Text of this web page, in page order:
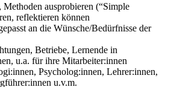
Methoden ausprobieren (“Simple
reflektieren können
an die Wünsche/Bedürfnisse der
Betriebe, Lernende in
u.a. für ihre Mitarbeiter:innen
Psycholog:innen, Lehrer:innen,
u.v.m.